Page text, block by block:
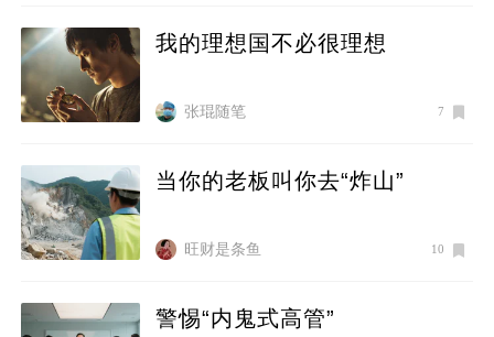
我的理想国不必很理想
张琨随笔 7
当你的老板叫你去“炸山”
旺财是条鱼 10
警惕“内鬼式高管”